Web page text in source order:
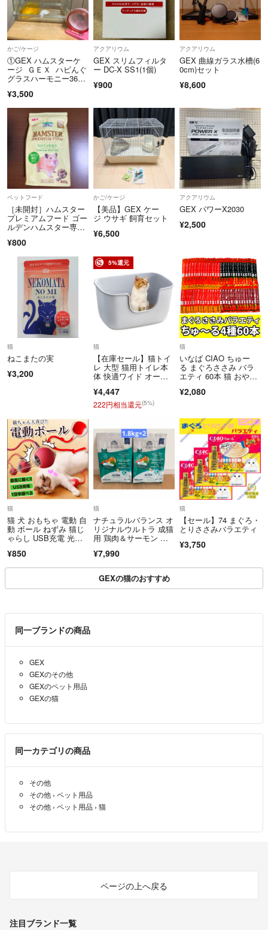
かご/ケージ
①GEX ハムスターケ
ージ ＧＥＸ ハビんぐ
グラスハーモニー36
ニー360プラス
¥3,500
アクアリウム
GEX スリムフィルタ
ー DC-X SS1(1個)
¥900
アクアリウム
GEX 曲線ガラス水槽(6
0cm)セット
¥8,600
ペットフード
［未開封］ハムスター
プレミアムフード ゴー
ルデンハムスター専
¥800
かご/ケージ
【美品】GEX ケー
ジ ウサギ 飼育セット
¥6,500
アクアリウム
GEX パワーX2030
¥2,500
猫
ねこまたの実
¥3,200
5%還元
猫
【在庫セール】猫トイ
レ 大型 猫用トイレ本
体 快適ワイド オープ
¥4,447
222円相当還元(5%)
猫
いなば CIAO ちゅー
る まぐろささみ バラ
エティ 60本 猫 おや
¥2,080
猫
猫 犬 おもちゃ 電動 自
動 ボール ねずみ 猫じ
ゃらし USB充電 光
¥850
猫
ナチュラルバランス オ
リジナルウルトラ 成猫
用 鶏肉＆サーモン イ
×2袋
¥7,990
猫
【セール】74 まぐろ・
とりささみバラエティ
¥3,750
GEXの猫のおすすめ
同一ブランドの商品
GEX
GEXのその他
GEXのペット用品
GEXの猫
同一カテゴリの商品
その他
その他 › ペット用品
その他 › ペット用品 › 猫
ページの上へ戻る
注目ブランド一覧